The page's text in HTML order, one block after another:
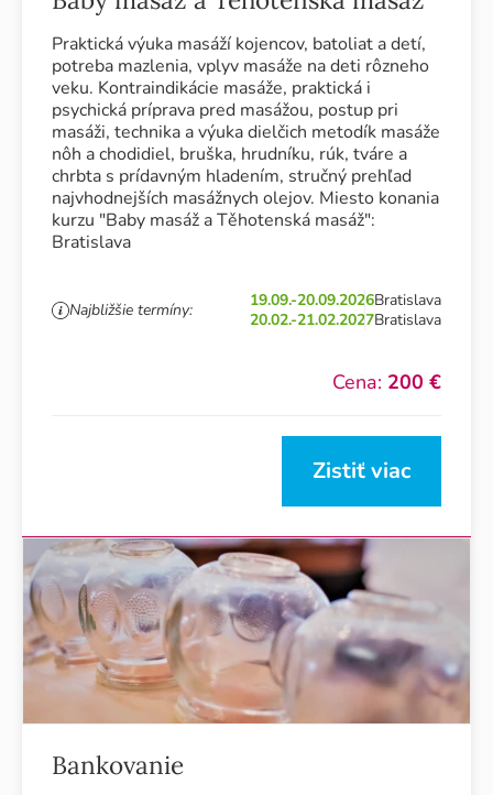
Praktická výuka masáží kojencov, batoliat a detí,
potreba mazlenia, vplyv masáže na deti rôzneho
veku. Kontraindikácie masáže, praktická i
psychická príprava pred masážou, postup pri
masáži, technika a výuka dielčich metodík masáže
nôh a chodidiel, bruška, hrudníku, rúk, tváre a
chrbta s prídavným hladením, stručný prehľad
najvhodnejších masážnych olejov. Miesto konania
kurzu "Baby masáž a Těhotenská masáž":
Bratislava
Najbližšie termíny: 19.09.-20.09.2026Bratislava
20.02.-21.02.2027Bratislava
Cena: 200 €
Zistiť viac
Bankovanie